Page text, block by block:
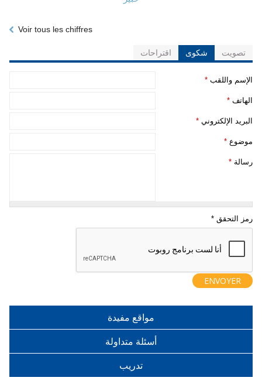
Voir tous les chiffres
تصويت شكوى اقتراحات
‏الإسم واللقب ‏ *
‏الهاتف ‏ *
‏البريد الإلكتروني ‏ *
‏موضوع ‏ *
‏رسالة ‏ *
مواقع مفيدة
أسئلة متداولة
تدريب